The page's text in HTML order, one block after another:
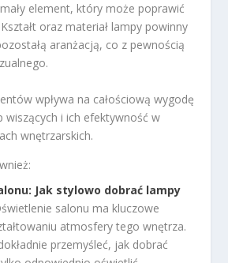
element, który może poprawić
oraz materiał lampy powinny
aranżacją, co z pewnością
wpływa na całościową wygodę
wiszących i ich efektywność w
wnętrzarskich.
Jak stylowo dobrać lampy
salonu ma kluczowe
atmosfery tego wnętrza.
przemyśleć, jak dobrać